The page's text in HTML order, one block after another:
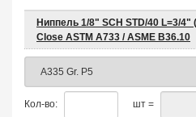
Ниппель 1/8" SCH STD/40 L=3/4"
Close ASTM A733 / ASME B36.10
Кол-во: шт =